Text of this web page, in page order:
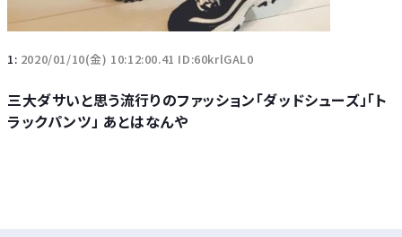
1: 2020/01/10(金) 10:12:00.41 ID:60krlGAL0
三大ダサいと思う流行りのファッション「ダッドシューズ」「ト
ラックパンツ」 あとはなんや